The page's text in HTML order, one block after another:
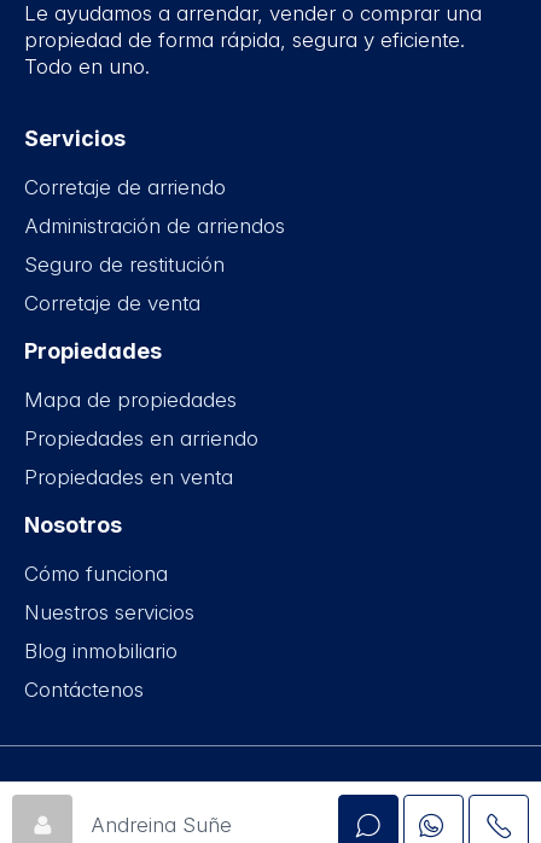
Le ayudamos a arrendar, vender o comprar una
propiedad de forma rápida, segura y eficiente.
Todo en uno.
Servicios
Corretaje de arriendo
Administración de arriendos
Seguro de restitución
Corretaje de venta
Propiedades
Mapa de propiedades
Propiedades en arriendo
Propiedades en venta
Nosotros
Cómo funciona
Nuestros servicios
Blog inmobiliario
Contáctenos
Obenhaus © 2015-2026
Andreina Suñe